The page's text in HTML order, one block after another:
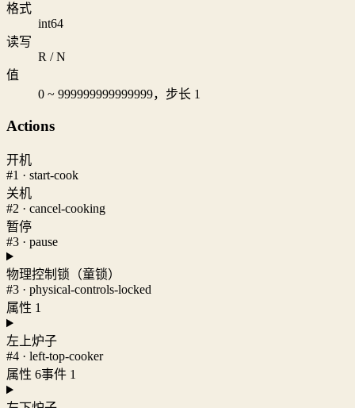
格式
int64
读写
R / N
值
0 ~ 999999999999999，步长 1
Actions
开机
#1 · start-cook
关机
#2 · cancel-cooking
暂停
#3 · pause
物理控制锁（童锁）
#3 · physical-controls-locked
属性 1
左上炉子
#4 · left-top-cooker
属性 6事件 1